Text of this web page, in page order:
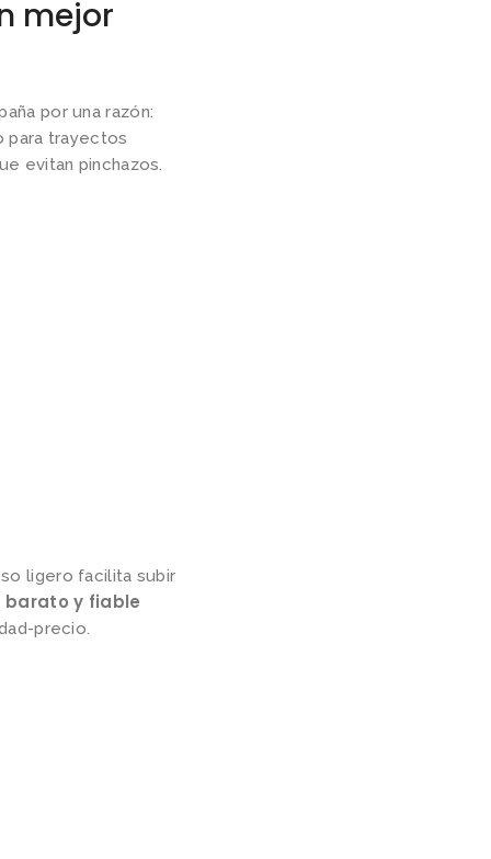
mejor
por una razón:
para trayectos
evitan pinchazos.
ligero facilita subir
y fiable
precio.